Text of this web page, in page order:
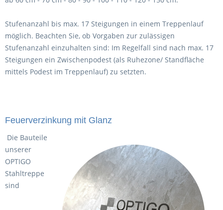
Stufenanzahl bis max. 17 Steigungen in einem Treppenlauf
möglich. Beachten Sie, ob Vorgaben zur zulässigen
Stufenanzahl einzuhalten sind: Im Regelfall sind nach max. 17
Steigungen ein Zwischenpodest (als Ruhezone/ Standfläche
mittels Podest im Treppenlauf) zu setzten.
Feuerverzinkung mit Glanz
Die Bauteile
unserer
OPTIGO
Stahltreppe
sind